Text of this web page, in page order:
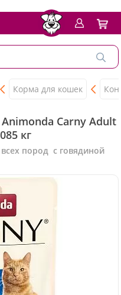
Корма для кошек
Carny Adult
кг
пород с говядиной